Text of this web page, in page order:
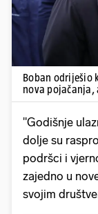
Boban odriješio
nova pojačanja,
"Godišnje
dolje su
podršci i
zajedno u
svojim